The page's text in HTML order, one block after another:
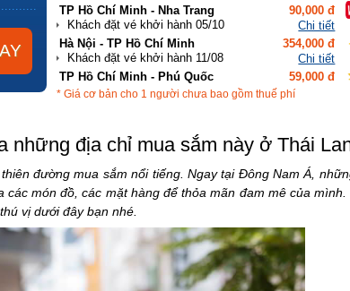
Hà Nội - TP Hồ Chí Minh 354,000 đ
TP Hồ Chí Minh - Phú Quốc 59,000 đ
Chi tiết
Hà Nội - Đà Nẵng 639,000 đ
Chi tiết
* Giá cơ bản cho 1 người chưa bao gồm thuế phí
những địa chỉ mua sắm này ở Thái
đường mua sắm nổi tiếng. Ngay tại Đông Nam Á,
món đồ, các mặt hàng để thỏa mãn đam mê của
vị dưới đây bạn nhé.